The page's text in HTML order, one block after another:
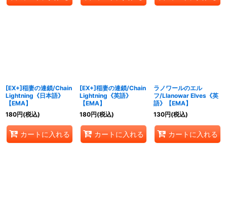
[EX+]稲妻の連鎖/Chain
Lightning《日本語》
【EMA】
180円(税込)
カートに入れる
[EX+]稲妻の連鎖/Chain
Lightning《英語》
【EMA】
180円(税込)
カートに入れる
ラノワールのエル
フ/Llanowar Elves《英
語》【EMA】
130円(税込)
カートに入れる